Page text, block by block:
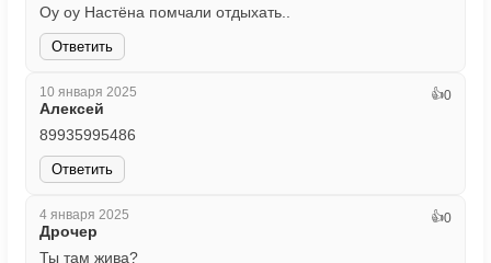
Оу оу Настëна помчали отдыхать..
Ответить
10 января 2025
Алексей
👍0
89935995486
Ответить
4 января 2025
Дрочер
👍0
Ты там жива?